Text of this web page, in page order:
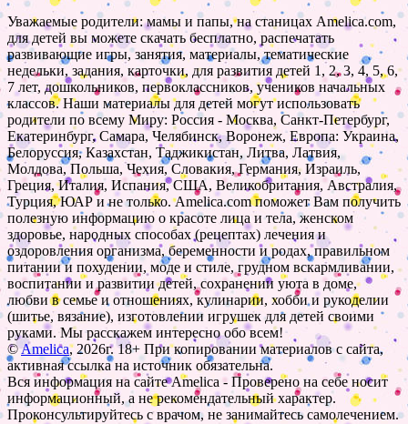
Уважаемые родители: мамы и папы, на станицах Amelica.com,
для детей вы можете скачать бесплатно, распечатать
развивающие игры, занятия, материалы, тематические
недельки, задания, карточки, для развития детей 1, 2, 3, 4, 5, 6,
7 лет, дошкольников, первоклассников, учеников начальных
классов. Наши материалы для детей могут использовать
родители по всему Миру: Россия - Москва, Санкт-Петербург,
Екатеринбург, Самара, Челябинск, Воронеж, Европа: Украина,
Белоруссия, Казахстан, Таджикистан, Литва, Латвия,
Молдова, Польша, Чехия, Словакия, Германия, Израиль,
Греция, Италия, Испания, США, Великобритания, Австралия,
Турция, ЮАР и не только. Amelica.com поможет Вам получить
полезную информацию о красоте лица и тела, женском
здоровье, народных способах (рецептах) лечения и
оздоровления организма, беременности и родах, правильном
питании и похудении, моде и стиле, грудном вскармливании,
воспитании и развитии детей, сохранении уюта в доме,
любви в семье и отношениях, кулинарии, хобби и рукоделии
(шитье, вязание), изготовлении игрушек для детей своими
руками. Мы расскажем интересно обо всем!
©Amelica, 2026г. 18+ При копировании материалов с сайта,
активная ссылка на источник обязательна.
Вся информация на сайте Amelica - Проверено на себе носит
информационный, а не рекомендательный характер.
Проконсультируйтесь с врачом, не занимайтесь самолечением.